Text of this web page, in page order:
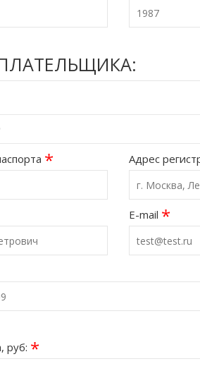
* Адрес
E-mail *
руб: *